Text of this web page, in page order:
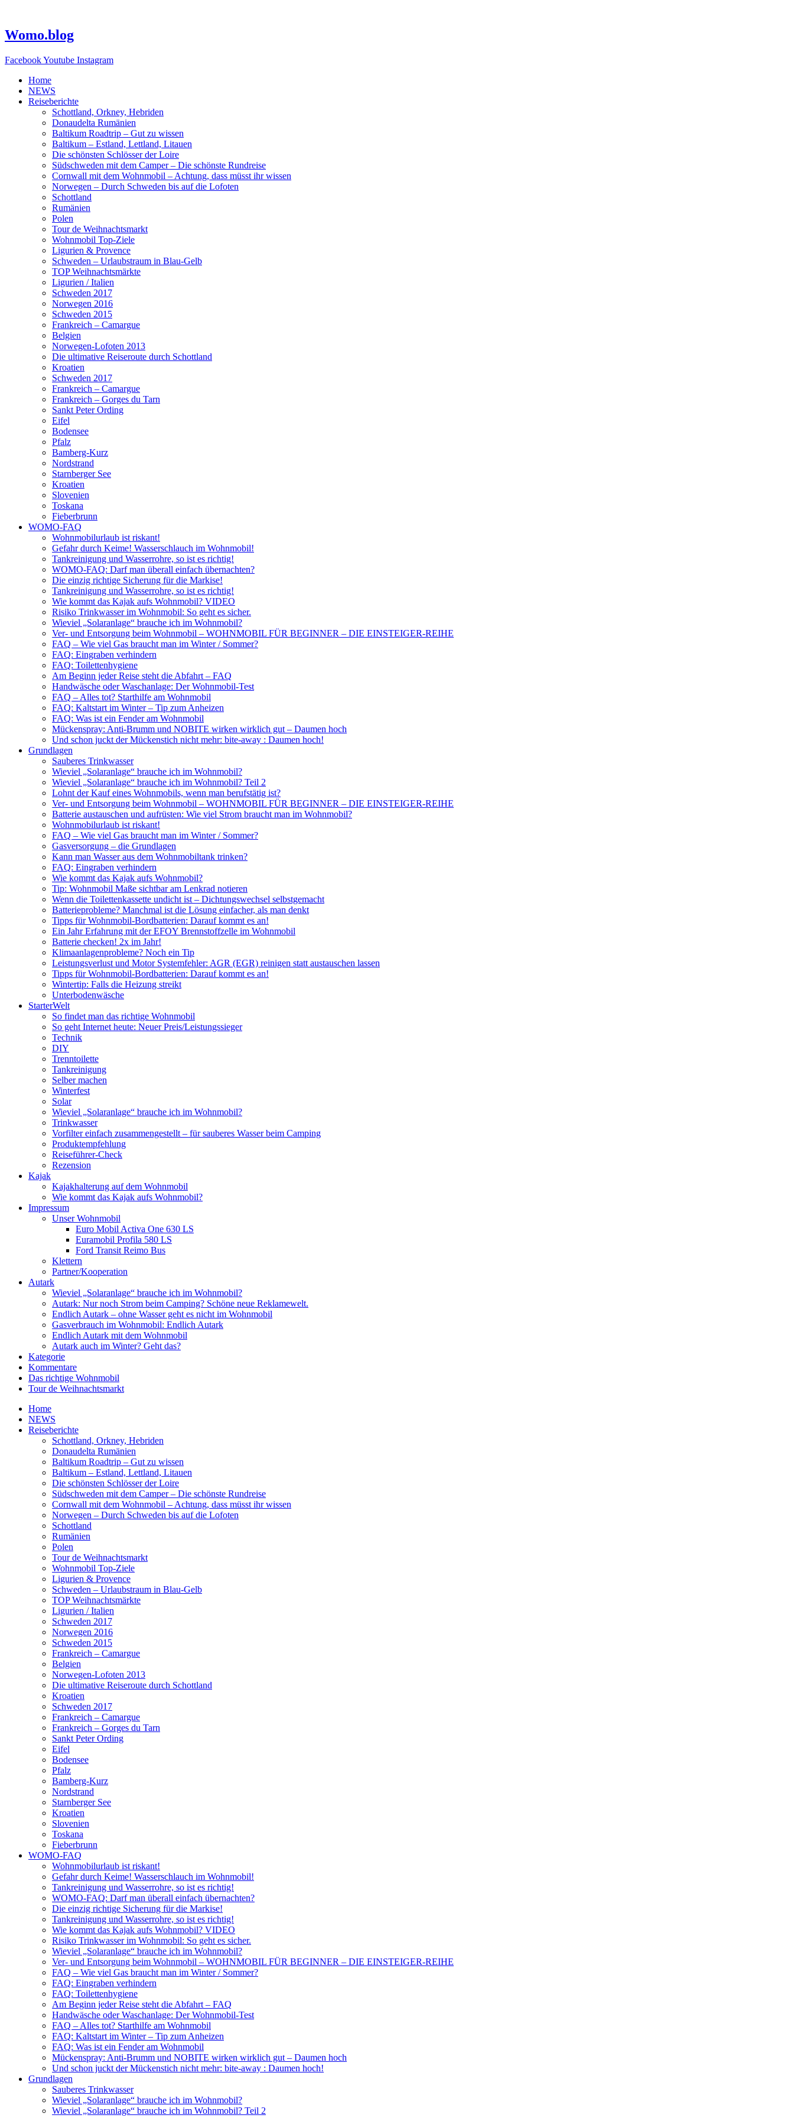
springen
Womo.blog
FacebookYoutube Instagram
Home
NEWS
Reiseberichte
Schottland, Orkney, Hebriden
Donaudelta Rumänien
Baltikum Roadtrip – Gut zu wissen
Baltikum – Estland, Lettland, Litauen
Die schönsten Schlösser der Loire
Südschweden mit dem Camper – Die schönste Rundreise
Cornwall mit dem Wohnmobil – Achtung, dass müsst ihr wissen
Norwegen – Durch Schweden bis auf die Lofoten
Schottland
Rumänien
Polen
Tour de Weihnachtsmarkt
Wohnmobil Top-Ziele
Ligurien & Provence
Schweden – Urlaubstraum in Blau-Gelb
TOP Weihnachtsmärkte
Ligurien / Italien
Schweden 2017
Norwegen 2016
Schweden 2015
Frankreich – Camargue
Belgien
Norwegen-Lofoten 2013
Die ultimative Reiseroute durch Schottland
Kroatien
Schweden 2017
Frankreich – Camargue
Frankreich – Gorges du Tarn
Sankt Peter Ording
Eifel
Bodensee
Pfalz
Bamberg-Kurz
Nordstrand
Starnberger See
Kroatien
Slovenien
Toskana
Fieberbrunn
WOMO-FAQ
Wohnmobilurlaub ist riskant!
Gefahr durch Keime! Wasserschlauch im Wohnmobil!
Tankreinigung und Wasserrohre, so ist es richtig!
WOMO-FAQ: Darf man überall einfach übernachten?
Die einzig richtige Sicherung für die Markise!
Tankreinigung und Wasserrohre, so ist es richtig!
Wie kommt das Kajak aufs Wohnmobil? VIDEO
Risiko Trinkwasser im Wohnmobil: So geht es sicher.
Wieviel „Solaranlage“ brauche ich im Wohnmobil?
Ver- und Entsorgung beim Wohnmobil – WOHNMOBIL FÜR BEGINNER – DIE EINSTEIGER-REIHE
FAQ – Wie viel Gas braucht man im Winter / Sommer?
FAQ: Eingraben verhindern
FAQ: Toilettenhygiene
Am Beginn jeder Reise steht die Abfahrt – FAQ
Handwäsche oder Waschanlage: Der Wohnmobil-Test
FAQ – Alles tot? Starthilfe am Wohnmobil
FAQ: Kaltstart im Winter – Tip zum Anheizen
FAQ: Was ist ein Fender am Wohnmobil
Mückenspray: Anti-Brumm und NOBITE wirken wirklich gut – Daumen hoch
Und schon juckt der Mückenstich nicht mehr: bite-away : Daumen hoch!
Grundlagen
Sauberes Trinkwasser
Wieviel „Solaranlage“ brauche ich im Wohnmobil?
Wieviel „Solaranlage“ brauche ich im Wohnmobil? Teil 2
Lohnt der Kauf eines Wohnmobils, wenn man berufstätig ist?
Ver- und Entsorgung beim Wohnmobil – WOHNMOBIL FÜR BEGINNER – DIE EINSTEIGER-REIHE
Batterie austauschen und aufrüsten: Wie viel Strom braucht man im Wohnmobil?
Wohnmobilurlaub ist riskant!
FAQ – Wie viel Gas braucht man im Winter / Sommer?
Gasversorgung – die Grundlagen
Kann man Wasser aus dem Wohnmobiltank trinken?
FAQ: Eingraben verhindern
Wie kommt das Kajak aufs Wohnmobil?
Tip: Wohnmobil Maße sichtbar am Lenkrad notieren
Wenn die Toilettenkassette undicht ist – Dichtungswechsel selbstgemacht
Batterieprobleme? Manchmal ist die Lösung einfacher, als man denkt
Tipps für Wohnmobil-Bordbatterien: Darauf kommt es an!
Ein Jahr Erfahrung mit der EFOY Brennstoffzelle im Wohnmobil
Batterie checken! 2x im Jahr!
Klimaanlagenprobleme? Noch ein Tip
Leistungsverlust und Motor Systemfehler: AGR (EGR) reinigen statt austauschen lassen
Tipps für Wohnmobil-Bordbatterien: Darauf kommt es an!
Wintertip: Falls die Heizung streikt
Unterbodenwäsche
StarterWelt
So findet man das richtige Wohnmobil
So geht Internet heute: Neuer Preis/Leistungssieger
Technik
DIY
Trenntoilette
Tankreinigung
Selber machen
Winterfest
Solar
Wieviel „Solaranlage“ brauche ich im Wohnmobil?
Trinkwasser
Vorfilter einfach zusammengestellt – für sauberes Wasser beim Camping
Produktempfehlung
Reiseführer-Check
Rezension
Kajak
Kajakhalterung auf dem Wohnmobil
Wie kommt das Kajak aufs Wohnmobil?
Impressum
Unser Wohnmobil
Euro Mobil Activa One 630 LS
Euramobil Profila 580 LS
Ford Transit Reimo Bus
Klettern
Partner/Kooperation
Autark
Wieviel „Solaranlage“ brauche ich im Wohnmobil?
Autark: Nur noch Strom beim Camping? Schöne neue Reklamewelt.
Endlich Autark – ohne Wasser geht es nicht im Wohnmobil
Gasverbrauch im Wohnmobil: Endlich Autark
Endlich Autark mit dem Wohnmobil
Autark auch im Winter? Geht das?
Kategorie
Kommentare
Das richtige Wohnmobil
Tour de Weihnachtsmarkt
Home
NEWS
Reiseberichte
Schottland, Orkney, Hebriden
Donaudelta Rumänien
Baltikum Roadtrip – Gut zu wissen
Baltikum – Estland, Lettland, Litauen
Die schönsten Schlösser der Loire
Südschweden mit dem Camper – Die schönste Rundreise
Cornwall mit dem Wohnmobil – Achtung, dass müsst ihr wissen
Norwegen – Durch Schweden bis auf die Lofoten
Schottland
Rumänien
Polen
Tour de Weihnachtsmarkt
Wohnmobil Top-Ziele
Ligurien & Provence
Schweden – Urlaubstraum in Blau-Gelb
TOP Weihnachtsmärkte
Ligurien / Italien
Schweden 2017
Norwegen 2016
Schweden 2015
Frankreich – Camargue
Belgien
Norwegen-Lofoten 2013
Die ultimative Reiseroute durch Schottland
Kroatien
Schweden 2017
Frankreich – Camargue
Frankreich – Gorges du Tarn
Sankt Peter Ording
Eifel
Bodensee
Pfalz
Bamberg-Kurz
Nordstrand
Starnberger See
Kroatien
Slovenien
Toskana
Fieberbrunn
WOMO-FAQ
Wohnmobilurlaub ist riskant!
Gefahr durch Keime! Wasserschlauch im Wohnmobil!
Tankreinigung und Wasserrohre, so ist es richtig!
WOMO-FAQ: Darf man überall einfach übernachten?
Die einzig richtige Sicherung für die Markise!
Tankreinigung und Wasserrohre, so ist es richtig!
Wie kommt das Kajak aufs Wohnmobil? VIDEO
Risiko Trinkwasser im Wohnmobil: So geht es sicher.
Wieviel „Solaranlage“ brauche ich im Wohnmobil?
Ver- und Entsorgung beim Wohnmobil – WOHNMOBIL FÜR BEGINNER – DIE EINSTEIGER-REIHE
FAQ – Wie viel Gas braucht man im Winter / Sommer?
FAQ: Eingraben verhindern
FAQ: Toilettenhygiene
Am Beginn jeder Reise steht die Abfahrt – FAQ
Handwäsche oder Waschanlage: Der Wohnmobil-Test
FAQ – Alles tot? Starthilfe am Wohnmobil
FAQ: Kaltstart im Winter – Tip zum Anheizen
FAQ: Was ist ein Fender am Wohnmobil
Mückenspray: Anti-Brumm und NOBITE wirken wirklich gut – Daumen hoch
Und schon juckt der Mückenstich nicht mehr: bite-away : Daumen hoch!
Grundlagen
Sauberes Trinkwasser
Wieviel „Solaranlage“ brauche ich im Wohnmobil?
Wieviel „Solaranlage“ brauche ich im Wohnmobil? Teil 2